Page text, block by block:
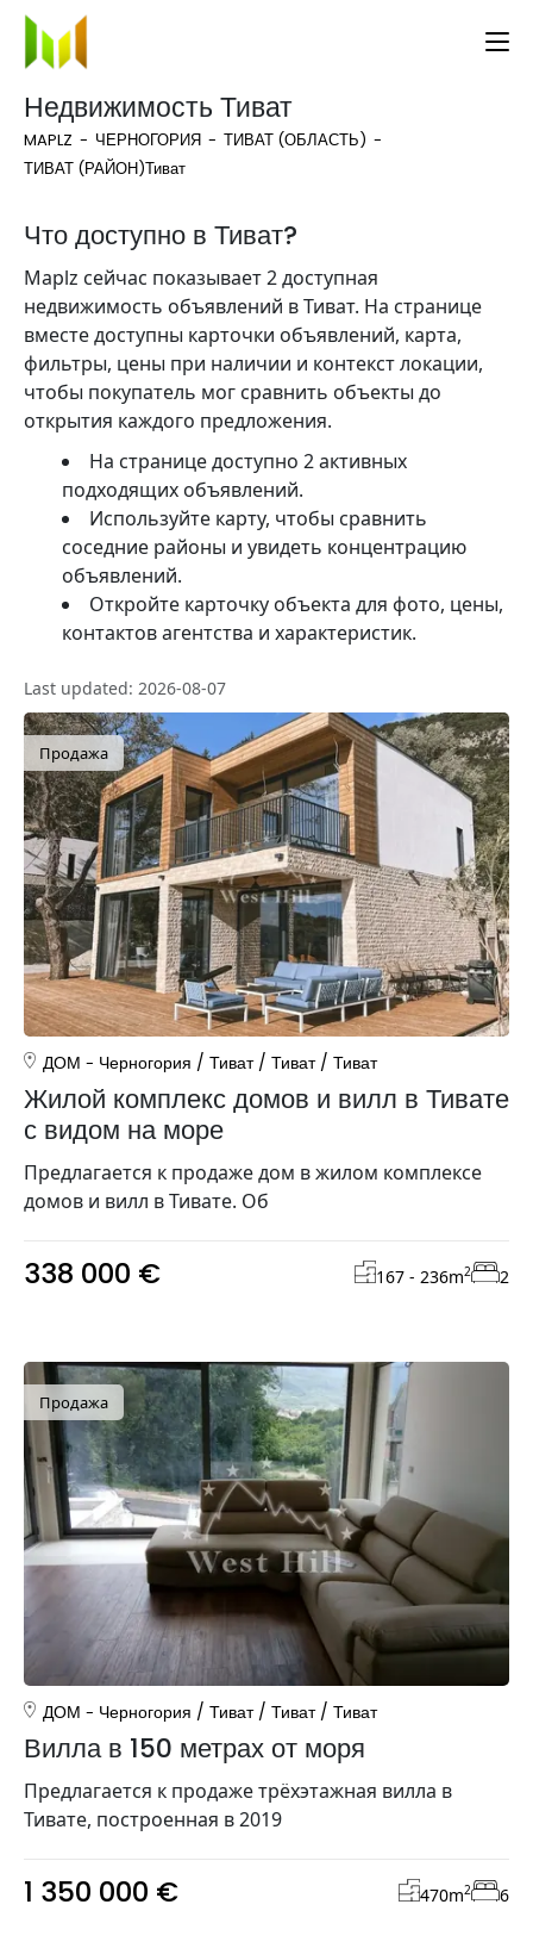
Недвижимость Тиват
MAPLZ ЧЕРНОГОРИЯ
ТИВАТ (ОБЛАСТЬ)
ТИВАТ (РАЙОН)Тиват
Что доступно в Тиват?
Maplz сейчас показывает 2 доступная
недвижимость объявлений в Тиват. На странице
вместе доступны карточки объявлений, карта,
фильтры, цены при наличии и контекст локации,
чтобы покупатель мог сравнить объекты до
открытия каждого предложения.
На странице доступно 2 активных
подходящих объявлений.
Используйте карту, чтобы сравнить
соседние районы и увидеть концентрацию
объявлений.
Откройте карточку объекта для фото, цены,
контактов агентства и характеристик.
Last updated: 2026-08-07
Продажа
ДОМ Черногория / Тиват / Тиват / Тиват
Жилой комплекс домов и вилл в Тивате
с видом на море
Предлагается к продаже дом в жилом комплексе
домов и вилл в Тивате. Об
338 000 € 167 - 236m2 2
Продажа
ДОМ Черногория / Тиват / Тиват / Тиват
Вилла в 150 метрах от моря
Предлагается к продаже трёхэтажная вилла в
Тивате, построенная в 2019
1 350 000 € 470m2 6